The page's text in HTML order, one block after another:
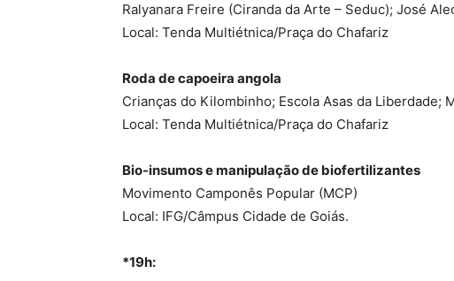
Ralyanara Freire (Ciranda da Arte – Seduc); José
Local: Tenda Multiétnica/Praça do Chafariz
Roda de capoeira angola
Crianças do Kilombinho; Escola Asas da Liberdade;
Local: Tenda Multiétnica/Praça do Chafariz
Bio-insumos e manipulação de biofertilizantes
Movimento Camponês Popular (MCP)
Local: IFG/Câmpus Cidade de Goiás.
*19h: